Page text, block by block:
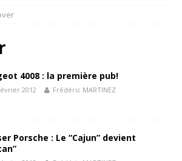
4008 : la première pub!
2012 Frédéric MARTINEZ
Porsche : Le “Cajun” devient